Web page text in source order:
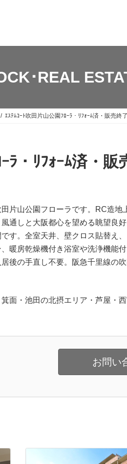
･REAL
ｴｽﾃﾑｺｰﾄ吹田片山公園ﾌﾛｰﾗ・ﾘﾌｫｰﾑ済・販売終了
ﾗ・ﾘﾌｫｰﾑ済・販
片山公園フローラです。RC造地
通しと大阪都心を望める眺望良
す。全室天井、壁クロス貼替え
暖房乾燥機付き浴室や洗浄機能
後の手直し不要。阪急千里線の
面・池田の北摂エリア・芦屋・
お問い